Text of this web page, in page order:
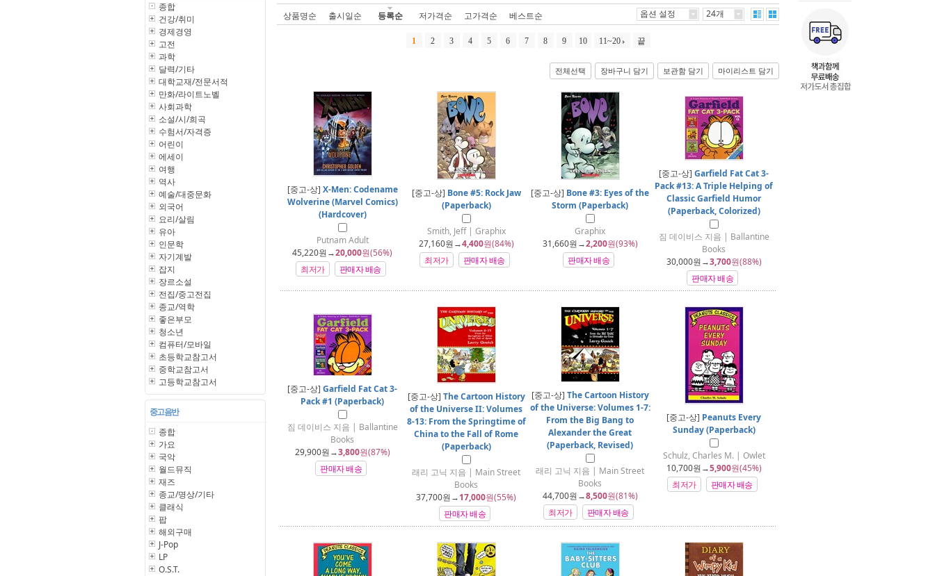
종합
건강/취미
경제경영
고전
과학
달력/기타
대학교재/전문서적
만화/라이트노벨
사회과학
소설/시/희곡
수험서/자격증
어린이
에세이
여행
역사
예술/대중문화
외국어
요리/살림
유아
인문학
자기계발
잡지
장르소설
전집/중고전집
종교/역학
좋은부모
청소년
컴퓨터/모바일
초등학교참고서
중학교참고서
고등학교참고서
중고 음반
종합
가요
국악
월드뮤직
재즈
종교/명상/기타
클래식
팝
해외구매
J-Pop
LP
O.S.T.
상품명순 출시일순 등록순 저가격순 고가격순 베스트순 옵션 설정 24개
1 2 3 4 5 6 7 8 9 10 11~20 끝
전체선택 장바구니 담기 보관함 담기 마이리스트 담기
[중고-상] X-Men: Codename
Wolverine (Marvel Comics)
(Hardcover)
Putnam Adult
45,220원→20,000원(56%)
최저가
판매자 배송
[중고-상] Bone #5: Rock Jaw
(Paperback)
Smith, Jeff | Graphix
27,160원→4,400원(84%)
최저가
판매자 배송
[중고-상] Bone #3: Eyes of the
Storm (Paperback)
Graphix
31,660원→2,200원(93%)
판매자 배송
[중고-상] Garfield Fat Cat 3-
Pack #13: A Triple Helping of
Classic Garfield Humor
(Paperback, Colorized)
짐 데이비스 지음 | Ballantine
Books
30,000원→3,700원(88%)
판매자 배송
[중고-상] Garfield Fat Cat 3-
Pack #1 (Paperback)
짐 데이비스 지음 | Ballantine
Books
29,900원→3,800원(87%)
판매자 배송
[중고-상] The Cartoon History
of the Universe II: Volumes
8-13: From the Springtime of
China to the Fall of Rome
(Paperback)
래리 고닉 지음 | Main Street
Books
37,700원→17,000원(55%)
판매자 배송
[중고-상] The Cartoon History
of the Universe: Volumes 1-7:
From the Big Bang to
Alexander the Great
(Paperback, Revised)
래리 고닉 지음 | Main Street
Books
44,700원→8,500원(81%)
최저가
판매자 배송
[중고-상] Peanuts Every
Sunday (Paperback)
Schulz, Charles M. | Owlet
10,700원→5,900원(45%)
최저가
판매자 배송